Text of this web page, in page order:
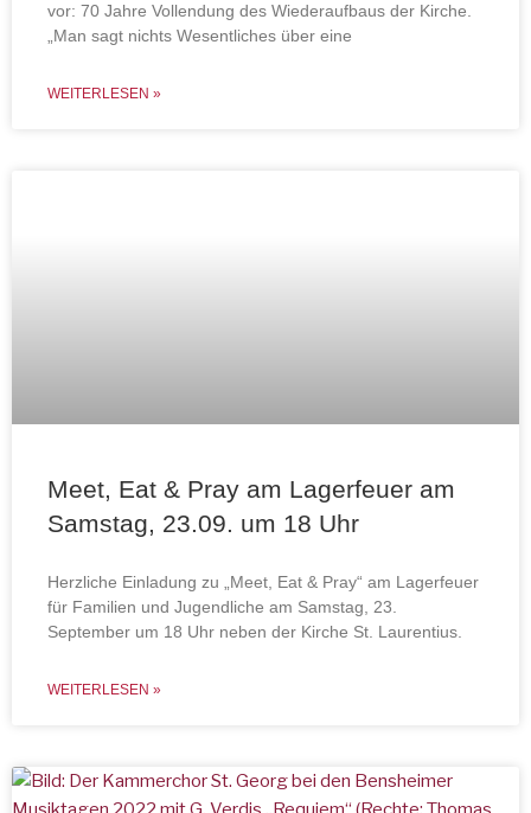
vor: 70 Jahre Vollendung des Wiederaufbaus der Kirche.
„Man sagt nichts Wesentliches über eine
WEITERLESEN »
Meet, Eat & Pray am Lagerfeuer am
Samstag, 23.09. um 18 Uhr
Herzliche Einladung zu „Meet, Eat & Pray“ am Lagerfeuer
für Familien und Jugendliche am Samstag, 23.
September um 18 Uhr neben der Kirche St. Laurentius.
WEITERLESEN »